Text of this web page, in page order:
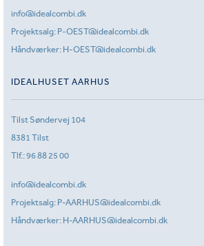
info@idealcombi.dk
Projektsalg: P-OEST@idealcombi.dk
Håndværker: H-OEST@idealcombi.dk
IDEALHUSET AARHUS
Tilst Søndervej 104
8381 Tilst
Tlf.:96 88 25 00
info@idealcombi.dk
Projektsalg: P-AARHUS@idealcombi.dk
Håndværker: H-AARHUS@idealcombi.dk